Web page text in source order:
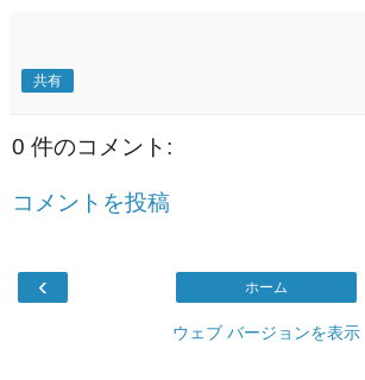
共有
0 件のコメント:
コメントを投稿
‹ ホーム
ウェブ バージョンを表示